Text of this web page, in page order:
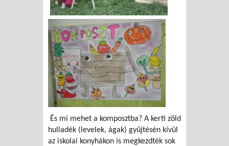
És mi mehet a komposztba? A kerti zöld
hulladék (levelek, ágak) gyűjtésén kívül
az iskolai konyhákon is megkezdték sok